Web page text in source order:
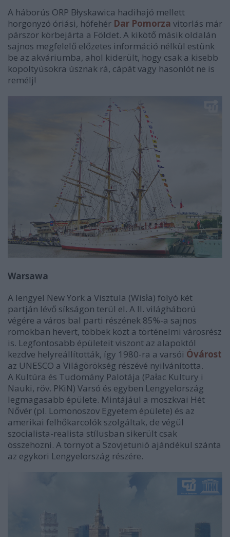
A háborús ORP Błyskawica hadihajó mellett
horgonyzó óriási, hófehér Dar Pomorza vitorlás már
párszor körbejárta a Földet. A kikötő másik oldalán
sajnos megfelelő előzetes információ nélkül estünk
be az akváriumba, ahol kiderült, hogy csak a kisebb
kopoltyúsokra úsznak rá, cápát vagy hasonlót ne is
remélj!
Warsawa
A lengyel New York a Visztula (Wisła) folyó két
partján lévő síkságon terül el. A II. világháború
végére a város bal parti részének 85%-a sajnos
romokban hevert, többek közt a történelmi városrész
is. Legfontosabb épületeit viszont az alapoktól
kezdve helyreállították, így 1980-ra a varsói Óvárost
az UNESCO a Világörökség részévé nyilvánította.
A Kultúra és Tudomány Palotája (Pałac Kultury i
Nauki, röv. PKiN) Varsó és egyben Lengyelország
legmagasabb épülete. Mintájául a moszkvai Hét
Nővér (pl. Lomonoszov Egyetem épülete) és az
amerikai felhőkarcolók szolgáltak, de végül
szocialista-realista stílusban sikerült csak
összehozni. A tornyot a Szovjetunió ajándékul szánta
az egykori Lengyelország részére.